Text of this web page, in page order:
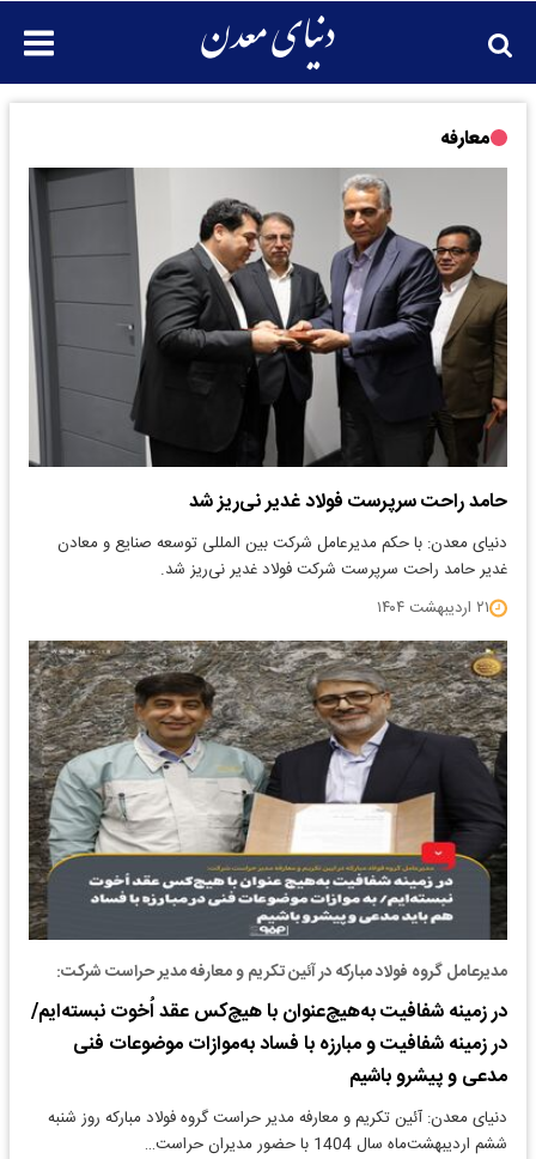
معارفه
حامد راحت سرپرست فولاد غدیر نی‌ریز شد
دنیای معدن: با حکم مدیرعامل شرکت بین المللی توسعه صنایع و معادن
غدیر حامد راحت سرپرست شرکت فولاد غدیر نی‌ریز شد.
۲۱ اردیبهشت ۱۴۰۴
مدیرعامل گروه فولاد مبارکه در آئین تکریم و معارفه مدیر حراست شرکت:
در زمینه شفافیت به‌هیچ‌عنوان با هیچ‌کس عقد اُخوت نبسته‌ایم/
در زمینه شفافیت و مبارزه با فساد به‌موازات موضوعات فنی
مدعی و پیشرو باشیم
دنیای معدن: آئین تکریم و معارفه مدیر حراست گروه فولاد مبارکه روز شنبه
ششم اردیبهشت‌ماه سال 1404 با حضور مدیران حراست…